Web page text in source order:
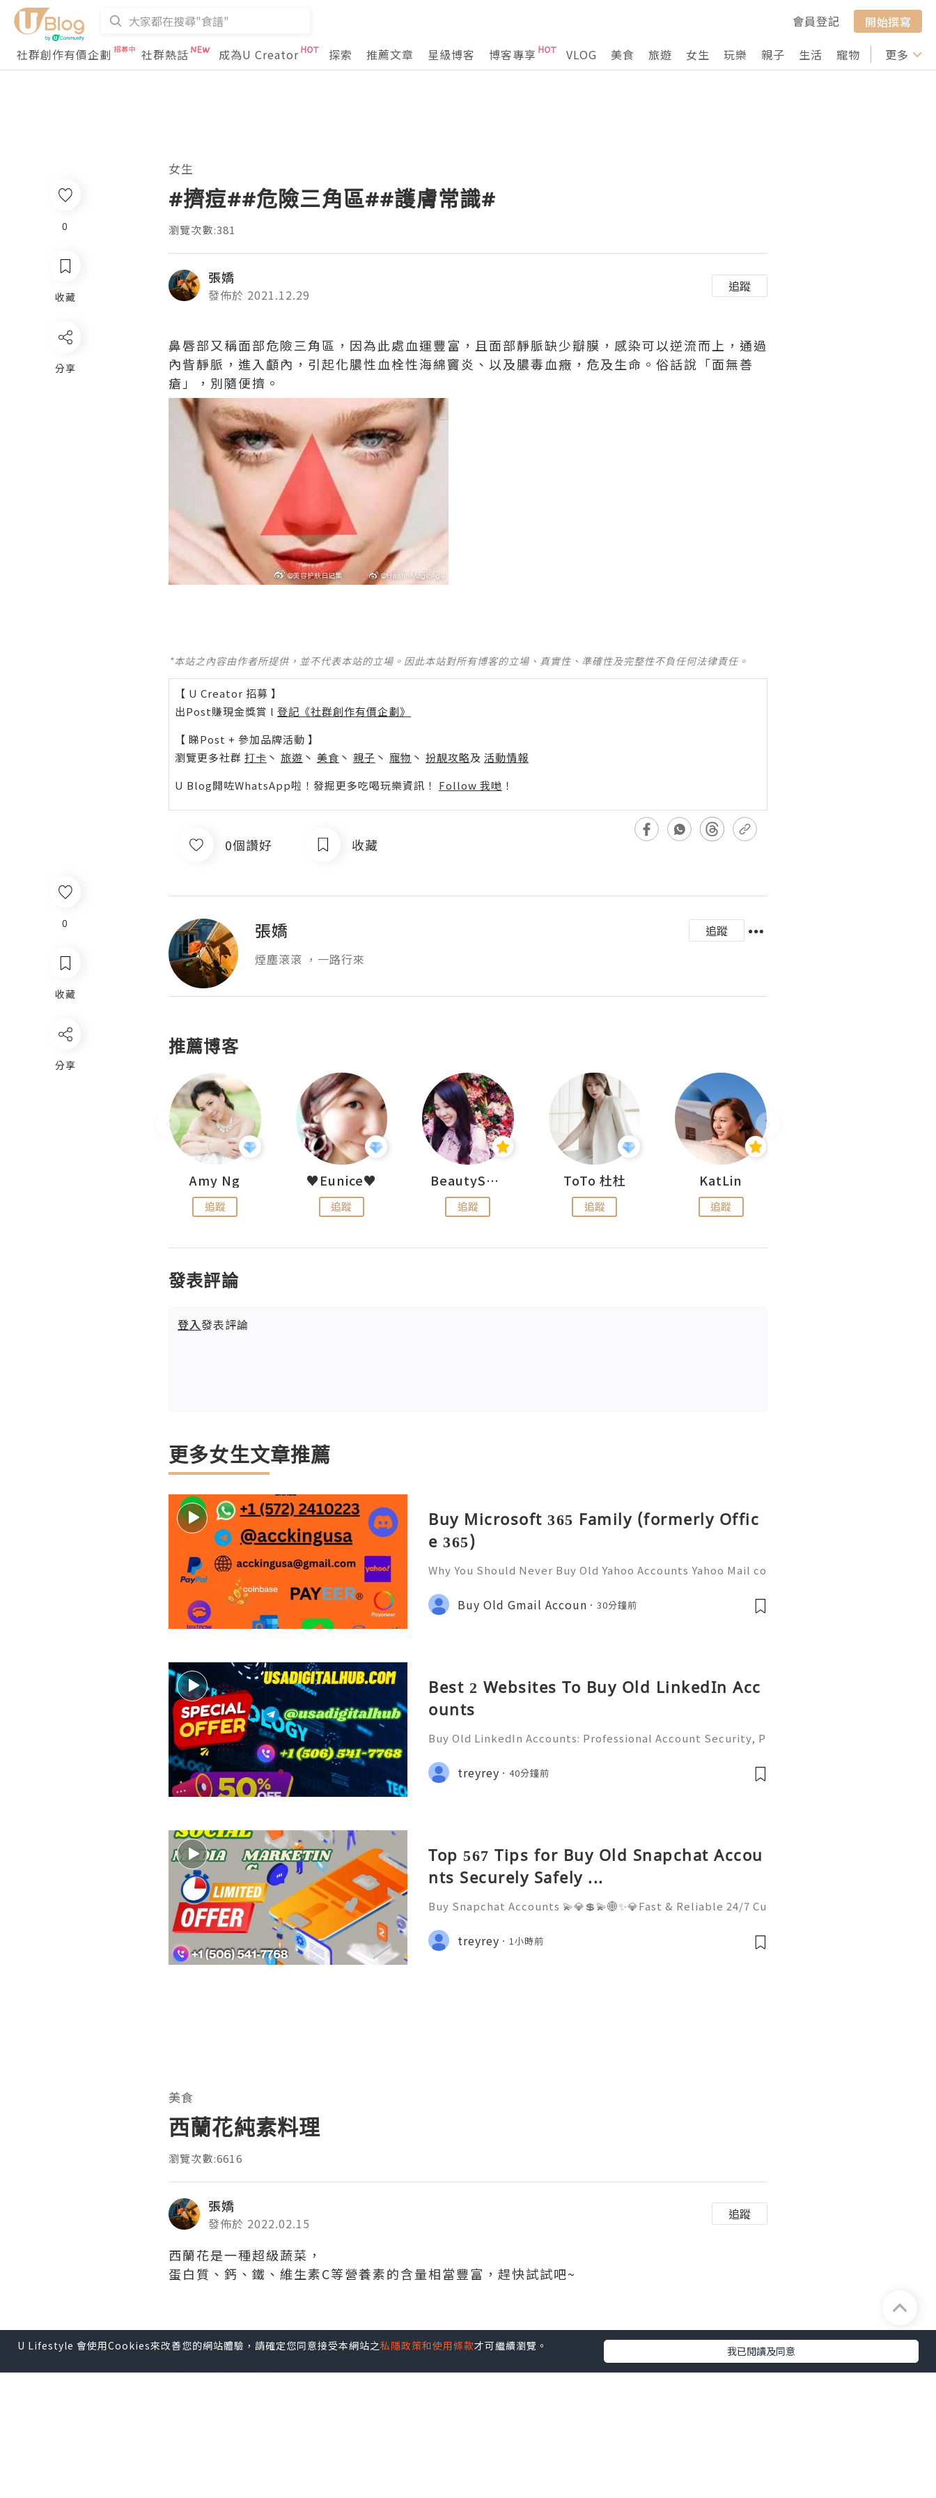
會員登記
開始撰寫
社群創作有價企劃
社群熱話 成為U Creator 探索 推薦文章 星級博客 博客專享 VLOG 美食 旅遊 女生 玩樂 親子 生活 寵物 行山 打卡
更多
0
收藏
分享
女生
#擠痘##危險三角區##護膚常識#
瀏覽次數:381
張嬌
發佈於 2021.12.29
追蹤
鼻唇部又稱面部危險三角區，因為此處血運豐富，且面部靜脈缺少瓣膜，感染可以逆流而上，通過
內眥靜脈，進入顱內，引起化膿性血栓性海綿竇炎、以及膿毒血癥，危及生命。俗話說「面無善
瘡」，別隨便擠。
*本站之內容由作者所提供，並不代表本站的立場。因此本站對所有博客的立場、真實性、準確性及完整性不負任何法律責任。
【 U Creator 招募 】
出Post賺現金獎賞 l 登記《社群創作有價企劃》
【 睇Post + 參加品牌活動 】
瀏覽更多社群 打卡 丶 旅遊 丶 美食 丶 親子 丶 寵物 丶 扮靚攻略及 活動情報
U Blog開咗WhatsApp啦！發掘更多吃喝玩樂資訊！ Follow 我哋 ！
0個讚好 收藏
張嬌
追蹤
煙塵滾滾 ，一路行來
推薦博客
Amy Ng
追蹤
♥Eunice♥
追蹤
BeautySearch
追蹤
ToTo 杜杜
追蹤
KatLin
追蹤
發表評論
登入發表評論
更多女生文章推薦
Buy Microsoft 365 Family (formerly Offic
e 365)
Why You Should Never Buy Old Yahoo Accounts Yahoo Mail co
onal communication, business correspondence, and online a
ccount recovery. Because of
Buy Old Gmail Accoun 30分鐘前
Best 2 Websites To Buy Old LinkedIn Acc
ounts
Buy Old LinkedIn Accounts: Professional Account Security, P
ide 2026) 💫💎💲💫🌐✨💎Fast & Reliable 24/7 Customer Suppo
rt 💫💎💲💫🌐✨💎WhatsApp :+1 (506) 541-7
treyrey 40分鐘前
Top 567 Tips for Buy Old Snapchat Accou
nts Securely Safely ...
Buy Snapchat Accounts 💫💎💲💫🌐✨💎Fast & Reliable 24/7 Cu
💫💎💲💫🌐✨💎Telegram: @usadigitalhub 💫💎💲💫🌐✨💎Discor
d: usadigitalhub 💫💎💲💫🌐✨💎Email:usadigitalhubsell@gmai
treyrey 1小時前
0
收藏
分享
美食
西蘭花純素料理
瀏覽次數:6616
張嬌
發佈於 2022.02.15
追蹤
西蘭花是一種超級蔬菜，
蛋白質、鈣、鐵、維生素C等營養素的含量相當豐富，趕快試試吧~
*本站之內容由作者所提供，並不代表本站的立場。因此本站對所有博客的立場、真實性、準確性及完整性不負任何法律責任。
U Lifestyle 會使用Cookies來改善您的網站體驗，請確定您同意接受本網站之私隱政策和使用條款才可繼續瀏覽。 我已閱讀及同意